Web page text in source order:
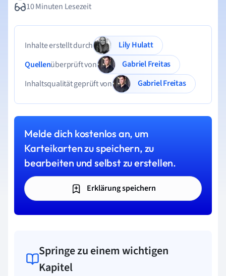
10 Minuten Lesezeit
Inhalte erstellt durch
Lily Hulatt
Quellenüberprüft von
Gabriel Freitas
Inhaltsqualität geprüft von
Gabriel Freitas
Melde dich kostenlos an, um
Karteikarten zu speichern, zu
bearbeiten und selbst zu erstellen.
Erklärung speichern
Springe zu einem wichtigen
Kapitel